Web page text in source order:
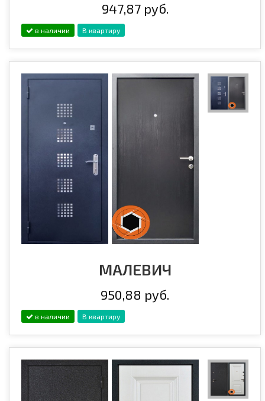
947,87 руб.
в наличии В квартиру
МАЛЕВИЧ
950,88 руб.
в наличии В квартиру